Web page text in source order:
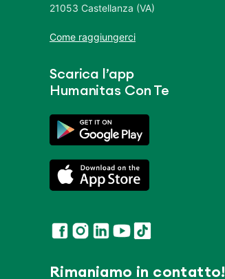
21053 Castellanza (VA)
Come raggiungerci
Scarica l’app
Humanitas Con Te
Rimaniamo in contatto!